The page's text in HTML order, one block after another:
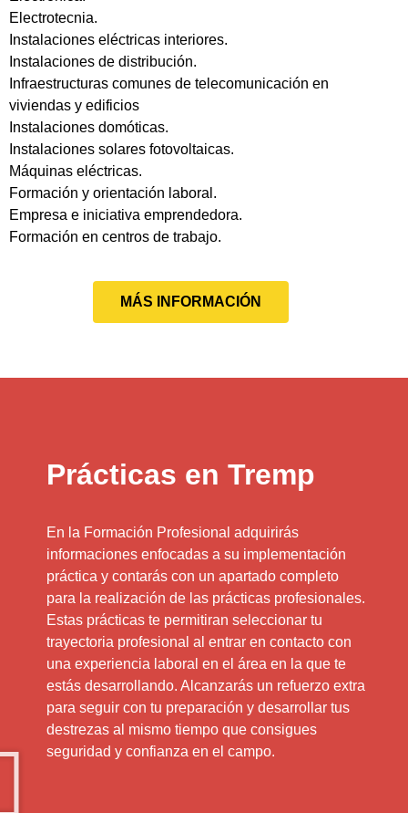
Electrotecnia.
Instalaciones eléctricas interiores.
Instalaciones de distribución.
Infraestructuras comunes de telecomunicación en
viviendas y edificios
Instalaciones domóticas.
Instalaciones solares fotovoltaicas.
Máquinas eléctricas.
Formación y orientación laboral.
Empresa e iniciativa emprendedora.
Formación en centros de trabajo.
MÁS INFORMACIÓN
Prácticas en Tremp
En la Formación Profesional adquirirás
informaciones enfocadas a su implementación
práctica y contarás con un apartado completo
para la realización de las prácticas profesionales.
Estas prácticas te permitiran seleccionar tu
trayectoria profesional al entrar en contacto con
una experiencia laboral en el área en la que te
estás desarrollando. Alcanzarás un refuerzo extra
para seguir con tu preparación y desarrollar tus
destrezas al mismo tiempo que consigues
seguridad y confianza en el campo.